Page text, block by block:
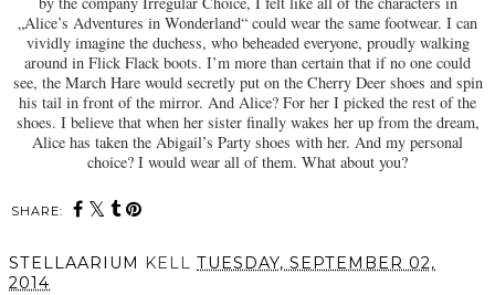
„Alice’s Adventures in Wonderland“ could wear the same footwear. I can
vividly imagine the duchess, who beheaded everyone, proudly walking
around in Flick Flack boots. I’m more than certain that if no one could
see, the March Hare would secretly put on the Cherry Deer shoes and spin
his tail in front of the mirror. And Alice? For her I picked the rest of the
shoes. I believe that when her sister finally wakes her up from the dream,
Alice has taken the Abigail’s Party shoes with her. And my personal
choice? I would wear all of them. What about you?
SHARE:
STELLAARIUM KELL TUESDAY, SEPTEMBER 02,
2014